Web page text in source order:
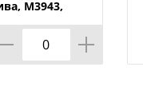
М3943,